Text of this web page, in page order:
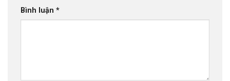
Bình luận *